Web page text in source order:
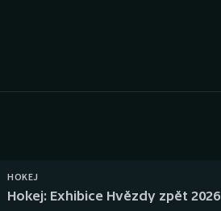
Plážový volejbal
HOKEJ
Hokej: Exhibice Hvězdy zpět 2026